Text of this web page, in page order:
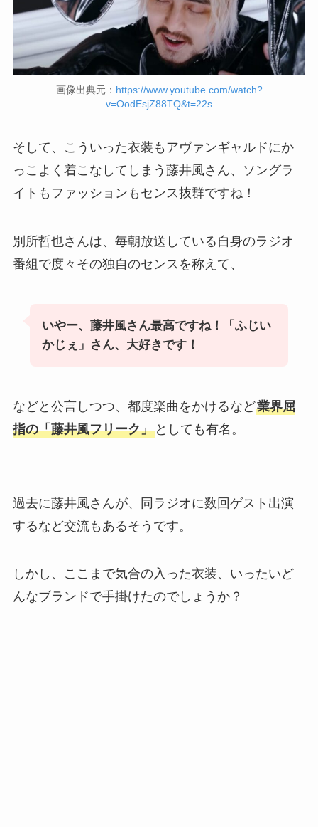
画像出典元： https://www.youtube.com/watch?
v=OodEsjZ88TQ&t=22s
そして、こういった衣装もアヴァンギャルドにか
っこよく着こなしてしまう藤井風さん、ソングラ
イトもファッションもセンス抜群ですね！
別所哲也さんは、毎朝放送している自身のラジオ
番組で度々その独自のセンスを称えて、
いやー、藤井風さん最高ですね！「ふじい
かじぇ」さん、大好きです！
などと公言しつつ、都度楽曲をかけるなど業界屈
指の「藤井風フリーク」としても有名。
過去に藤井風さんが、同ラジオに数回ゲスト出演
するなど交流もあるそうです。
しかし、ここまで気合の入った衣装、いったいど
んなブランドで手掛けたのでしょうか？